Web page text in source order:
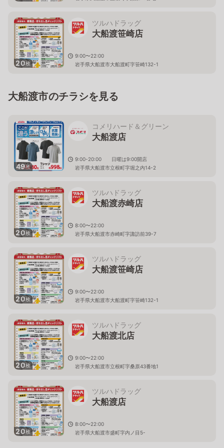
20枚
ツルハドラッグ
大船渡笹崎店
9:00〜22:00
岩手県大船渡市大船渡町字笹崎132-1
大船渡市のチラシを見る
49枚
コメリハード＆グリーン
大船渡店
9:00-20:00 日曜は9:00開店
岩手県大船渡市立根町字堀之内14-2
20枚
ツルハドラッグ
大船渡赤崎店
8:00〜22:00
岩手県大船渡市赤崎町字諏訪前39-7
20枚
ツルハドラッグ
大船渡笹崎店
9:00〜22:00
岩手県大船渡市大船渡町字笹崎132-1
20枚
ツルハドラッグ
大船渡北店
9:00〜22:00
岩手県大船渡市立根町字桑原43番地1
20枚
ツルハドラッグ
大船渡店
8:00〜22:00
岩手県大船渡市盛町字内ノ目5-